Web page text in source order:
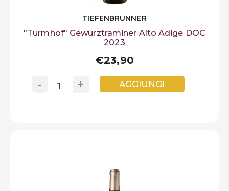
TIEFENBRUNNER
"Turmhof" Gewürztraminer Alto Adige DOC
2023
€23,90
+
- AGGIUNGI